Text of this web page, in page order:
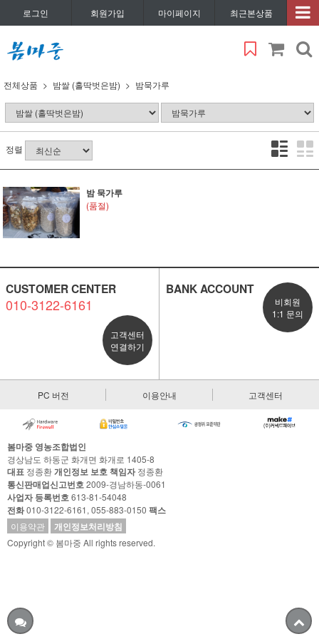
로그인 회원가입 마이페이지 최근본상품
전체상품 밤쌀 (홀딱벗은밤) 밤묵가루
정렬
밤 묵가루
(품절)
CUSTOMER CENTER
010-3122-6161
고객센터
연결하기
BANK ACCOUNT
비회원
1:1 문의
PC 버전 이용안내 고객센터
봄마중 영농조합법인
경상남도 하동군 화개면 화개로 1405-8
대표 정종환개인정보 보호 책임자정종환
통신판매업신고번호2009-경남하동-0061
사업자 등록번호613-81-54048
전화010-3122-6161, 055-883-0150 팩스
이용약관 개인정보처리방침
Copyright © 봄마중 All rights reserved.